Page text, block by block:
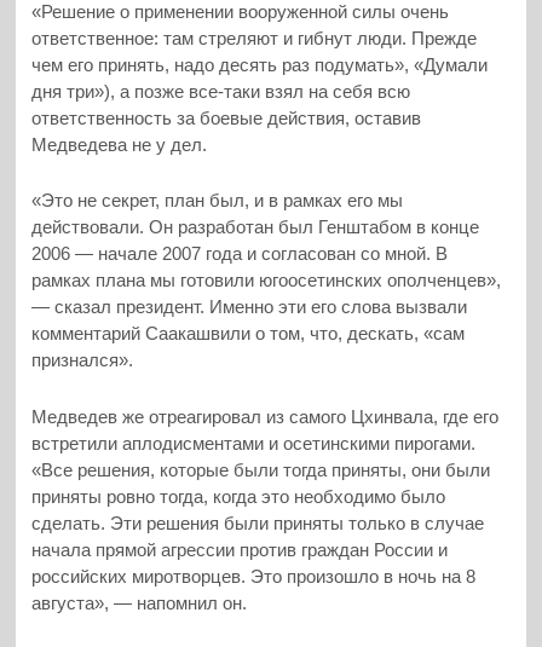
«Решение о применении вооруженной силы очень
ответственное: там стреляют и гибнут люди. Прежде
чем его принять, надо десять раз подумать», «Думали
дня три»), а позже все-таки взял на себя всю
ответственность за боевые действия, оставив
Медведева не у дел.
«Это не секрет, план был, и в рамках его мы
действовали. Он разработан был Генштабом в конце
2006 — начале 2007 года и согласован со мной. В
рамках плана мы готовили югоосетинских ополченцев»,
— сказал президент. Именно эти его слова вызвали
комментарий Саакашвили о том, что, дескать, «сам
признался».
Медведев же отреагировал из самого Цхинвала, где его
встретили аплодисментами и осетинскими пирогами.
«Все решения, которые были тогда приняты, они были
приняты ровно тогда, когда это необходимо было
сделать. Эти решения были приняты только в случае
начала прямой агрессии против граждан России и
российских миротворцев. Это произошло в ночь на 8
августа», — напомнил он.